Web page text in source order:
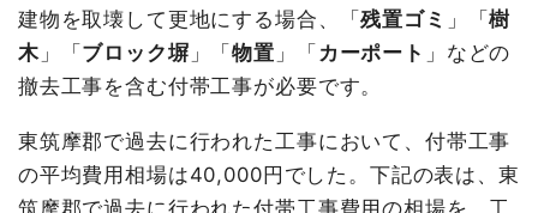
建物を取壊して更地にする場合、「残置ゴミ 」「樹
木」「 ブロック塀 」「物置 」「 カーポート 」などの
撤去工事を含む付帯工事が必要です。
東筑摩郡で過去に行われた工事において、付帯工事
の平均費用相場は40,000円でした。下記の表は、東